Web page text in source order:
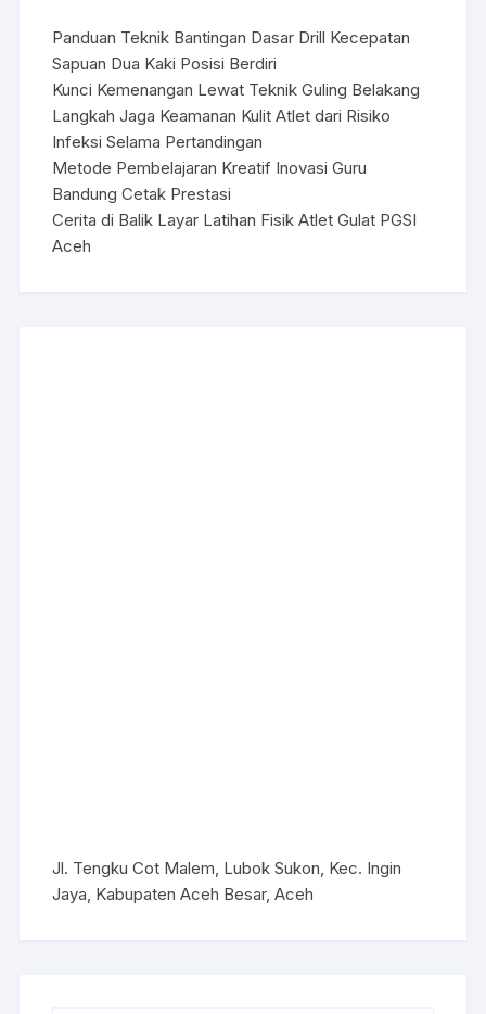
Panduan Teknik Bantingan Dasar Drill Kecepatan
Sapuan Dua Kaki Posisi Berdiri
Kunci Kemenangan Lewat Teknik Guling Belakang
Langkah Jaga Keamanan Kulit Atlet dari Risiko
Infeksi Selama Pertandingan
Metode Pembelajaran Kreatif Inovasi Guru
Bandung Cetak Prestasi
Cerita di Balik Layar Latihan Fisik Atlet Gulat PGSI
Aceh
Jl. Tengku Cot Malem, Lubok Sukon, Kec. Ingin
Jaya, Kabupaten Aceh Besar, Aceh